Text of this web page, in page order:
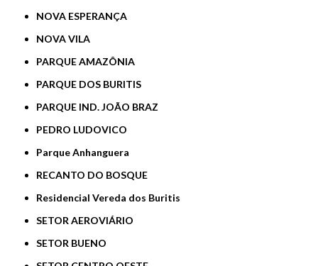
NOVA ESPERANÇA
NOVA VILA
PARQUE AMAZÔNIA
PARQUE DOS BURITIS
PARQUE IND. JOÃO BRAZ
PEDRO LUDOVICO
Parque Anhanguera
RECANTO DO BOSQUE
Residencial Vereda dos Buritis
SETOR AEROVIÁRIO
SETOR BUENO